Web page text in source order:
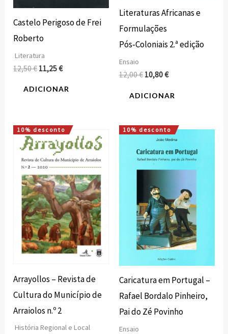
Castelo Perigoso de Frei
Roberto
Literatura
12,50€ 11,25€
ADICIONAR
Literaturas Africanas e
Formulações
Pós‑Coloniais 2.ª edição
Ensaio
12,00€ 10,80€
ADICIONAR
10% desconto
Arrayollos – Revista de
Cultura do Município de
Arraiolos n.º 2
História Regional e Local
O
preço
original
era:
15,00 €.
O
preço
atual
é:
13,50 €.
10% desconto
Caricatura em Portugal –
Rafael Bordalo Pinheiro,
Pai do Zé Povinho
Ensaio
O
preço
original
era:
15,00 €.
O
preço
atual
é:
13,50 €.